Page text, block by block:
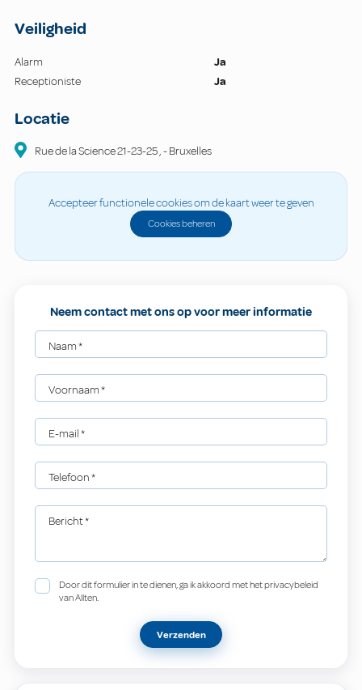
Veiligheid
Alarm
Ja
Receptioniste
Ja
Locatie
Rue de la Science21-23-25,-Bruxelles
Accepteer functionele cookies om de kaart weer te geven
Cookies beheren
Neem contact met ons op voor meer informatie
Naam*
Voornaam*
E-mail*
Telefoon*
Bericht*
Door dit formulier in te dienen, ga ik akkoord met het privacybeleid
van Allten.
Verzenden